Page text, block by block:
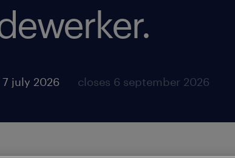
.
july 2026 closes 6 september 2026